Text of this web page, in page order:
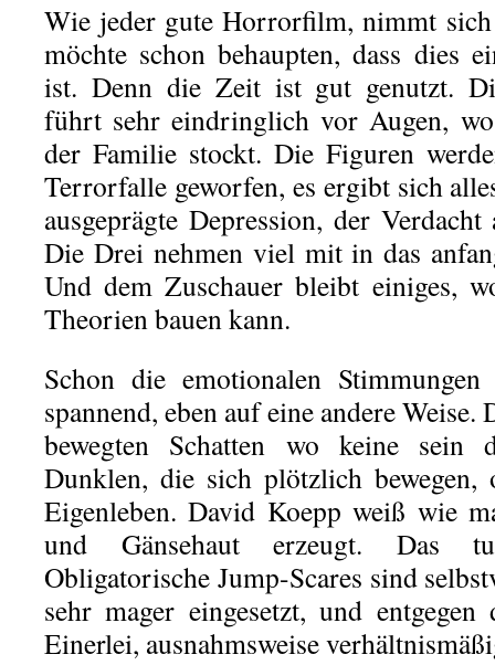
Wie jeder gute Horrorfilm, nimmt
möchte schon behaupten, dass dies
ist. Denn die Zeit ist gut genutzt.
führt sehr eindringlich vor Augen,
der Familie stockt. Die Figuren
Terrorfalle geworfen, es ergibt sich
ausgeprägte Depression, der
Die Drei nehmen viel mit in das
Und dem Zuschauer bleibt einiges,
Theorien bauen kann.
Schon die emotionalen
spannend, eben auf eine andere
bewegten Schatten wo keine sein
Dunklen, die sich plötzlich bewegen,
Eigenleben. David Koepp weiß wie
und Gänsehaut erzeugt. Das
Obligatorische Jump-Scares sind
sehr mager eingesetzt, und
Einerlei, ausnahmsweise